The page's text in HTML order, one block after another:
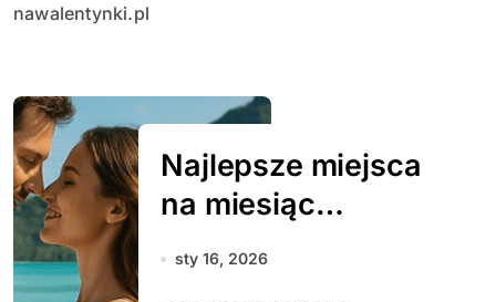
nawalentynki.pl
Najlepsze miejsca
na miesiąc
miodowy
sty 16, 2026